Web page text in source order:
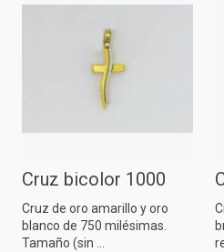
Cruz bicolor 1000
Cruz de oro amarillo y oro
blanco de 750 milésimas.
Tamaño (sin ...